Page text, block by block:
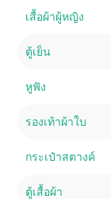
เสื้อผ้าผู้หญิง
ตู้เย็น
หูฟัง
รองเท้าผ้าใบ
กระเป๋าสตางค์
ตู้เสื้อผ้า